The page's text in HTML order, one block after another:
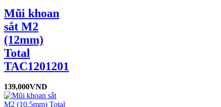
Mũi khoan
sắt M2
(12mm)
Total
TAC1201201
139,000VND